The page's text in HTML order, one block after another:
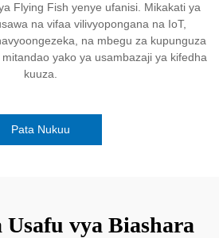
Flying Fish yenye ufanisi. Mikakati ya
na vifaa vilivyopongana na IoT,
na mbegu za kupunguza
yako ya usambazaji ya kifedha
kuuza.
Pata Nukuu
vya Biashara